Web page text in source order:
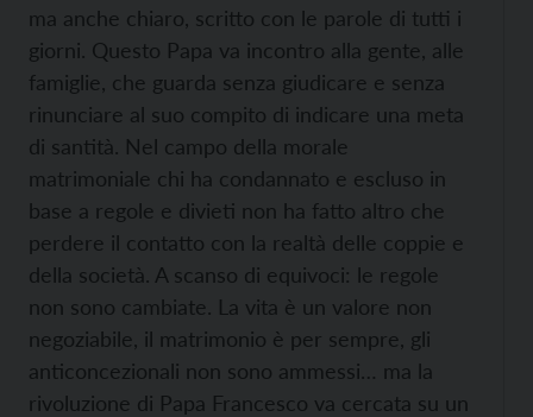
ma anche chiaro, scritto con le parole di tutti i
giorni. Questo Papa va incontro alla gente, alle
famiglie, che guarda senza giudicare e senza
rinunciare al suo compito di indicare una meta
di santità. Nel campo della morale
matrimoniale chi ha condannato e escluso in
base a regole e divieti non ha fatto altro che
perdere il contatto con la realtà delle coppie e
della società. A scanso di equivoci: le regole
non sono cambiate. La vita è un valore non
negoziabile, il matrimonio è per sempre, gli
anticoncezionali non sono ammessi… ma la
rivoluzione di Papa Francesco va cercata su un